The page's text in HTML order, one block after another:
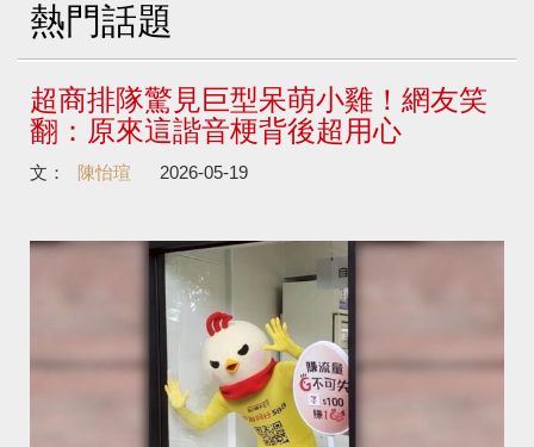
熱門話題
超商排隊驚見巨型呆萌小雞！網友笑
翻：原來這諧音梗背後超用心
文： 陳怡瑄 2026-05-19